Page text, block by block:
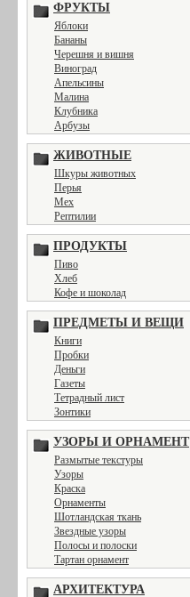
ФРУКТЫ
Яблоки
Бананы
Черешня и вишня
Виноград
Апельсины
Малина
Клубника
Арбузы
ЖИВОТНЫЕ
Шкуры животных
Перья
Мех
Рептилии
ПРОДУКТЫ
Пиво
Хлеб
Кофе и шоколад
ПРЕДМЕТЫ И ВЕЩИ
Книги
Пробки
Деньги
Газеты
Тетрадный лист
Зонтики
УЗОРЫ И ОРНАМЕНТ
Размытые текстуры
Узоры
Краска
Орнаменты
Шотландская ткань
Звездные узоры
Полосы и полоски
Тартан орнамент
АРХИТЕКТУРА